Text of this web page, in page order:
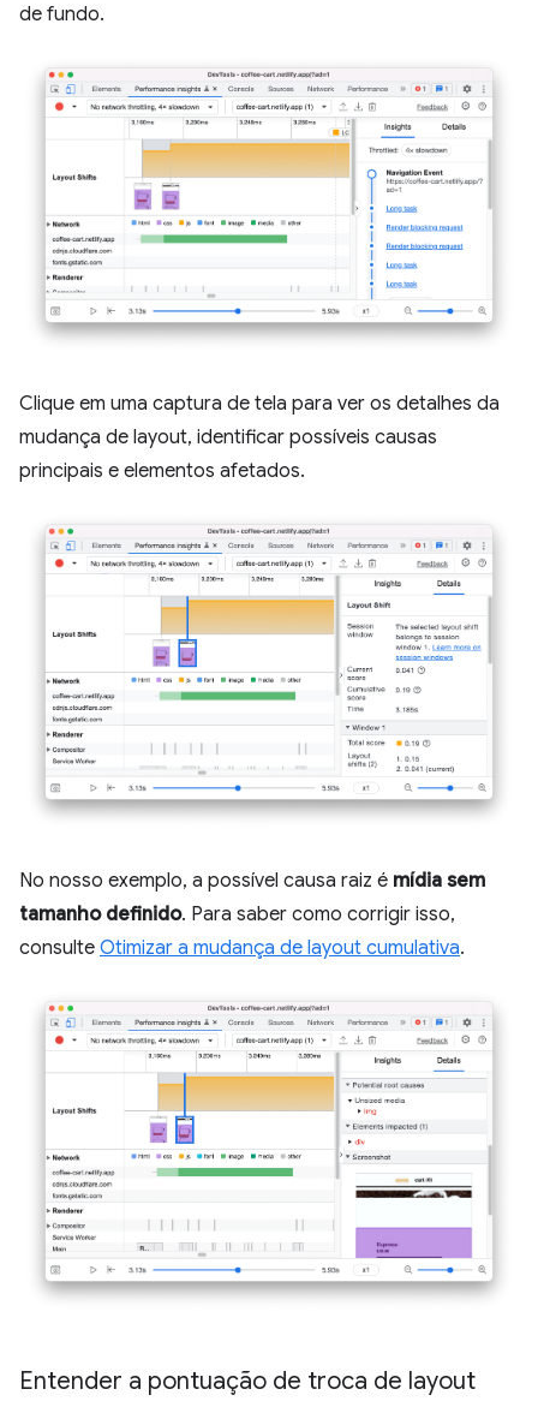
de fundo.
Clique em uma captura de tela para ver os detalhes da
mudança de layout, identificar possíveis causas
principais e elementos afetados.
No nosso exemplo, a possível causa raiz é mídia sem
tamanho definido. Para saber como corrigir isso,
consulte Otimizar a mudança de layout cumulativa.
Entender a pontuação de troca de layout